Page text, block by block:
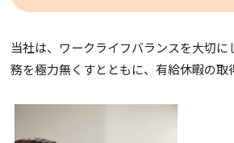
当社は、ワークライフバランスを大切に
務を極力無くすとともに、有給休暇の取